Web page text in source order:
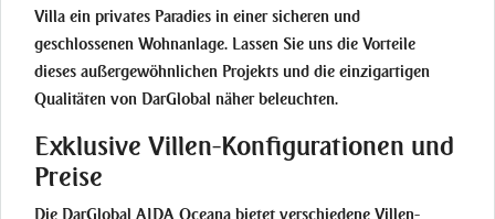
Villa ein privates Paradies in einer sicheren und
geschlossenen Wohnanlage. Lassen Sie uns die Vorteile
dieses außergewöhnlichen Projekts und die einzigartigen
Qualitäten von DarGlobal näher beleuchten.
Exklusive Villen-Konfigurationen und
Preise
Die DarGlobal AIDA Oceana bietet verschiedene Villen-